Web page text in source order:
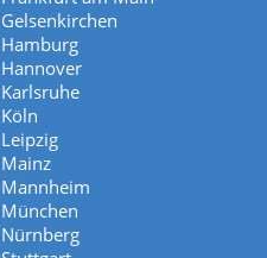
Gelsenkirchen
Hamburg
Hannover
Karlsruhe
Köln
Leipzig
Mainz
Mannheim
München
Nürnberg